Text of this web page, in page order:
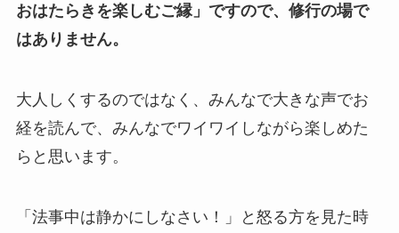
おはたらきを楽しむご縁」ですので、修行の場で
はありません。
大人しくするのではなく、みんなで大きな声でお
経を読んで、みんなでワイワイしながら楽しめた
らと思います。
「法事中は静かにしなさい！」と怒る方を見た時